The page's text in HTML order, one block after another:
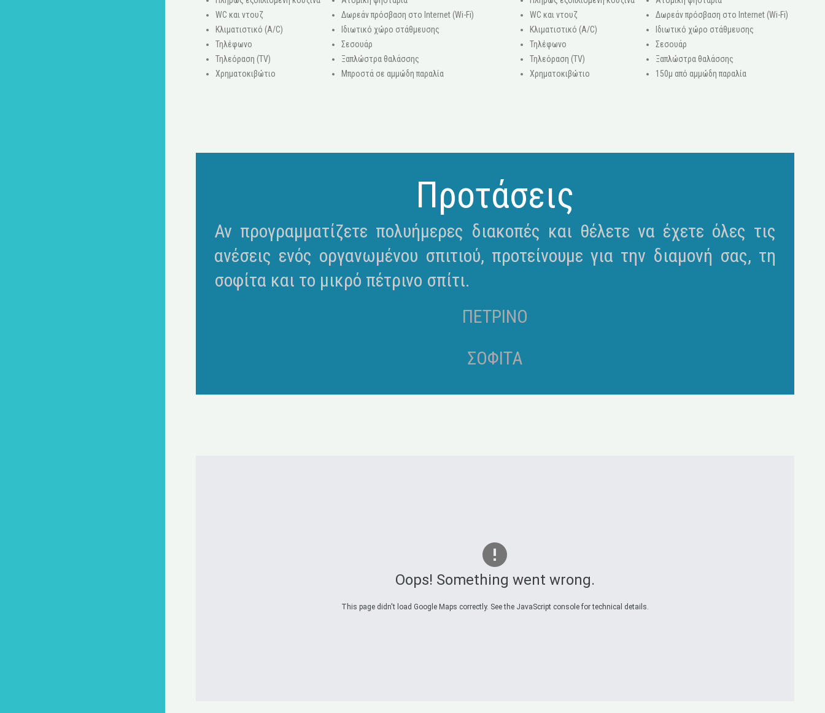
WC και ντουζ
Κλιματιστικό (A/C)
Τηλέφωνο
Τηλεόραση (ΤV)
Χρηματοκιβώτιο
Δωρεάν πρόσβαση στο Internet (Wi-Fi)
Ιδιωτικό χώρο στάθμευσης
Σεσουάρ
Ξαπλώστρα θαλάσσης
Μπροστά σε αμμώδη παραλία
WC και ντουζ
Κλιματιστικό (A/C)
Τηλέφωνο
Τηλεόραση (ΤV)
Χρηματοκιβώτιο
Δωρεάν πρόσβαση στο Internet (Wi-Fi)
Ιδιωτικό χώρο στάθμευσης
Σεσουάρ
Ξαπλώστρα θαλάσσης
150μ από αμμώδη παραλία
Προτάσεις
Αν προγραμματίζετε πολυήμερες διακοπές και θέλετε να έχετε όλες τις
ανέσεις ενός οργανωμένου σπιτιού, προτείνουμε για την διαμονή σας, τη
σοφίτα και το μικρό πέτρινο σπίτι.
ΠΕΤΡΙΝΟ
ΣΟΦΙΤΑ
Oops! Something went wrong.
This page didn't load Google Maps correctly. See the JavaScript console for technical details.